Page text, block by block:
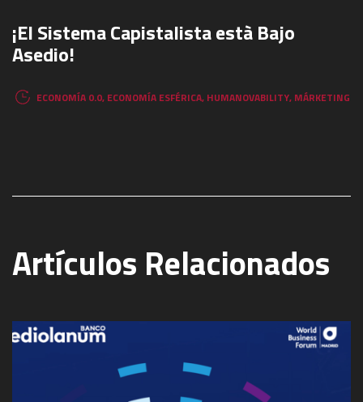
¡El Sistema Capistalista està Bajo
Asedio!
ECONOMÍA 0.0, ECONOMÍA ESFÉRICA, HUMANOVABILITY, MÁRKETING
Artículos Relacionados